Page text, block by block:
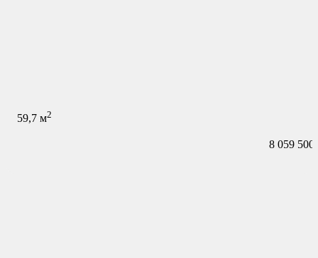
59,7 м2
8 059 500